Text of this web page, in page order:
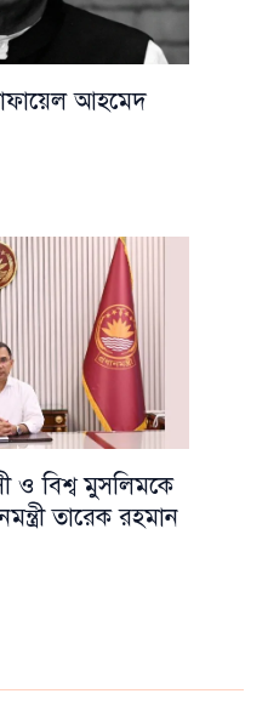
আহমেদ
ও বিশ্ব মুসলিমকে
তারেক রহমান